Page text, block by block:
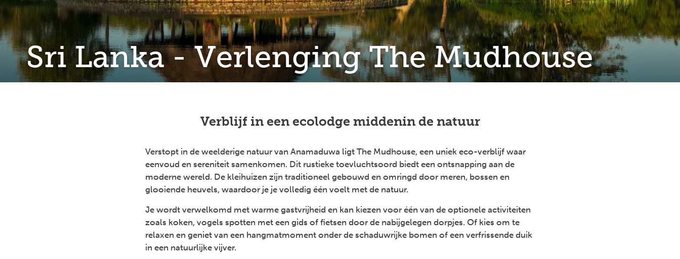
Sri Lanka - Verlenging The Mudhouse
Verblijf in een ecolodge middenin de natuur
Verstopt in de weelderige natuur van Anamaduwa ligt The Mudhouse, een uniek eco-verblijf waar
eenvoud en sereniteit samenkomen. Dit rustieke toevluchtsoord biedt een ontsnapping aan de
moderne wereld. De kleihuizen zijn traditioneel gebouwd en omringd door meren, bossen en
glooiende heuvels, waardoor je je volledig één voelt met de natuur.
Je wordt verwelkomd met warme gastvrijheid en kan kiezen voor één van de optionele activiteiten
zoals koken, vogels spotten met een gids of fietsen door de nabijgelegen dorpjes. Of kies om te
relaxen en geniet van een hangmatmoment onder de schaduwrijke bomen of een verfrissende duik
in een natuurlijke vijver.